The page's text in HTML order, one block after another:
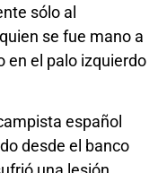
sólo al
se fue mano a
en el palo izquierdo
español
desde el banco